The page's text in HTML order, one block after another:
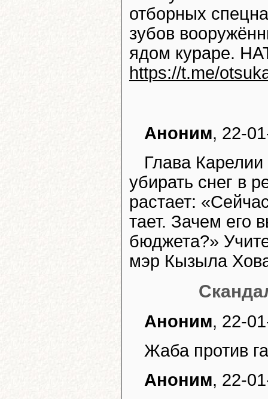
отборных
зубов
ядом кураре.
https://t.me/
Аноним, 22-
Глава
убирать снег в
растает:
тает. Зачем его
бюджета?»
мэр Кызыла
Аноним, 22-
Жаба против
Аноним, 22-